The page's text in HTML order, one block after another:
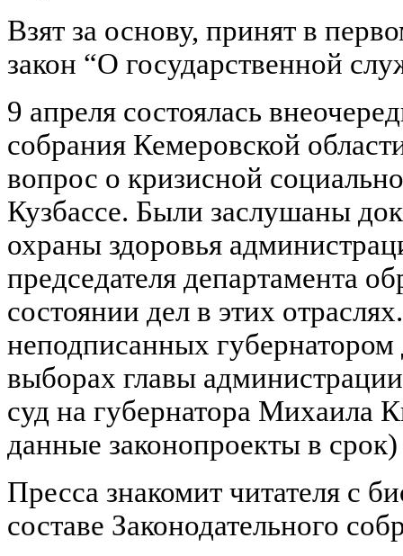
Взят за основу, принят в
закон “О государственной
9 апреля состоялась
собрания Кемеровской
вопрос о кризисной
Кузбассе. Были заслушаны
охраны здоровья
председателя департамента
состоянии дел в этих
неподписанных губернатором
выборах главы
суд на губернатора Михаила
данные законопроекты в
Пресса знакомит читателя с
составе Законодательного